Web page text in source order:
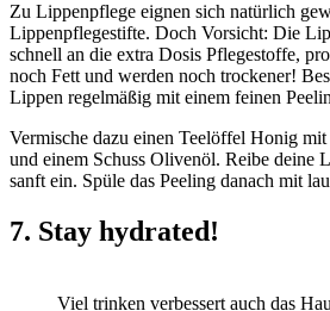
Zu Lippenpflege eignen sich natürlich
Lippenpflegestifte. Doch Vorsicht: Die
schnell an die extra Dosis Pflegestoffe,
noch Fett und werden noch trockener!
Lippen regelmäßig mit einem feinen
Vermische dazu einen Teelöffel Honig
und einem Schuss Olivenöl. Reibe deine
sanft ein. Spüle das Peeling danach mit
7. Stay hydrated!
Viel trinken verbessert auch das